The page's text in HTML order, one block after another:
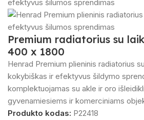
Premium radiatorius su
400 x 1800
Henrad Premium plieninis radiatorius
kokybiškas ir efektyvus šildymo
komplektuojamas su akle ir oro
gyvenamiesiems ir komerciniams
Produkto kodas: P22418